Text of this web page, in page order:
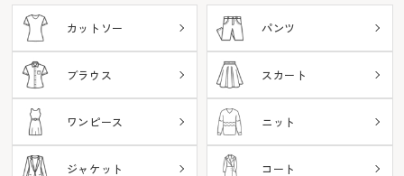
カットソー パンツ
ブラウス スカート
ワンピース ニット
ジャケット コート